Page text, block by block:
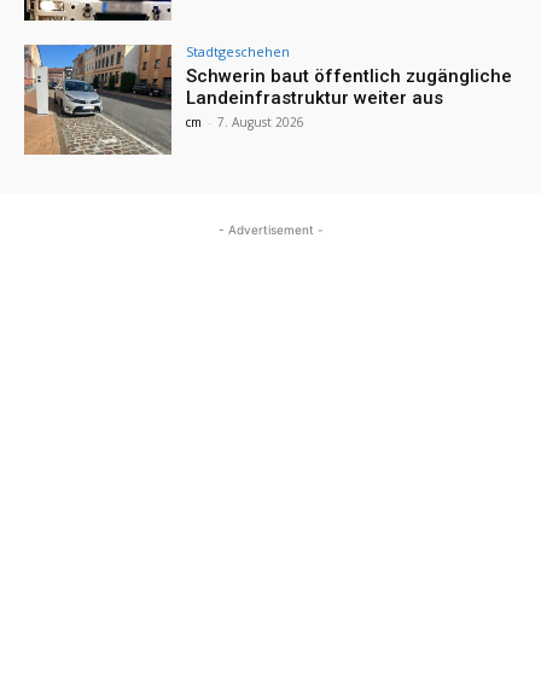
Stadtgeschehen
Schwerin baut öffentlich zugängliche
Landeinfrastruktur weiter aus
cm - 7. August 2026
- Advertisement -